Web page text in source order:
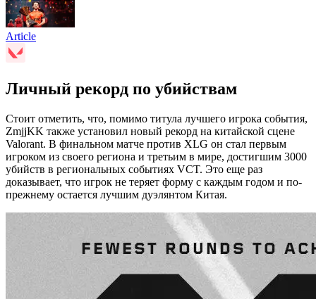
Article
Личный рекорд по убийствам
Стоит отметить, что, помимо титула лучшего игрока события,
ZmjjKK также установил новый рекорд на китайской сцене
Valorant. В финальном матче против XLG он стал первым
игроком из своего региона и третьим в мире, достигшим 3000
убийств в региональных событиях VCT. Это еще раз
доказывает, что игрок не теряет форму с каждым годом и по-
прежнему остается лучшим дуэлянтом Китая.